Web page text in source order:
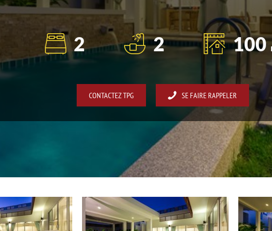
2 2 100
CONTACTEZ TPG SE FAIRE RAPPELER